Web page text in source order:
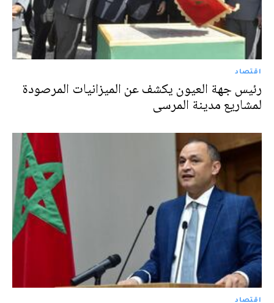
اقتصاد
رئيس جهة العيون يكشف عن الميزانيات المرصودة
لمشاريع مدينة المرسى
اقتصاد